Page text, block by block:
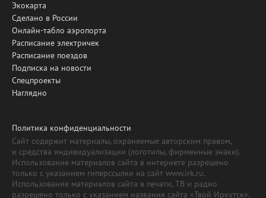
Экокарта
Сделано в России
Онлайн-табло аэропорта
Расписание электричек
Расписание поездов
Подписка на новости
Спецпроекты
Наглядно
Политика конфиденциальности
Сайт содержит материалы, охраняемые авторским правом,
и средства индивидуализации (логотипы, фирменные знаки).
Использование материалов сайта в интернете разрешено
только с указанием гиперссылки на сайт www.irk.ru.
Использование материалов сайта в печати, ТВ и радио
разрешено только с указанием названия сайта «Твой Иркутск».